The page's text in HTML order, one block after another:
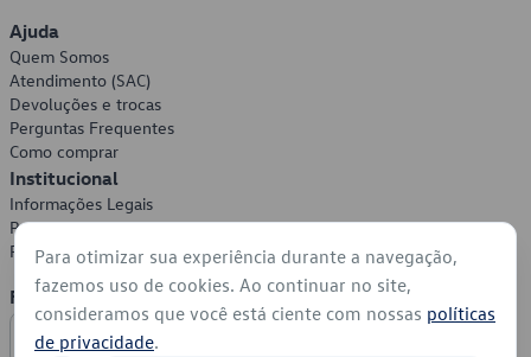
Ajuda
Quem Somos
Atendimento (SAC)
Devoluções e trocas
Perguntas Frequentes
Como comprar
Institucional
Informações Legais
Política de Privacidade
Política de Cookies
Formas de Pagamento
Para otimizar sua experiência durante a navegação,
fazemos uso de cookies. Ao continuar no site,
consideramos que você está ciente com nossas políticas
de privacidade.